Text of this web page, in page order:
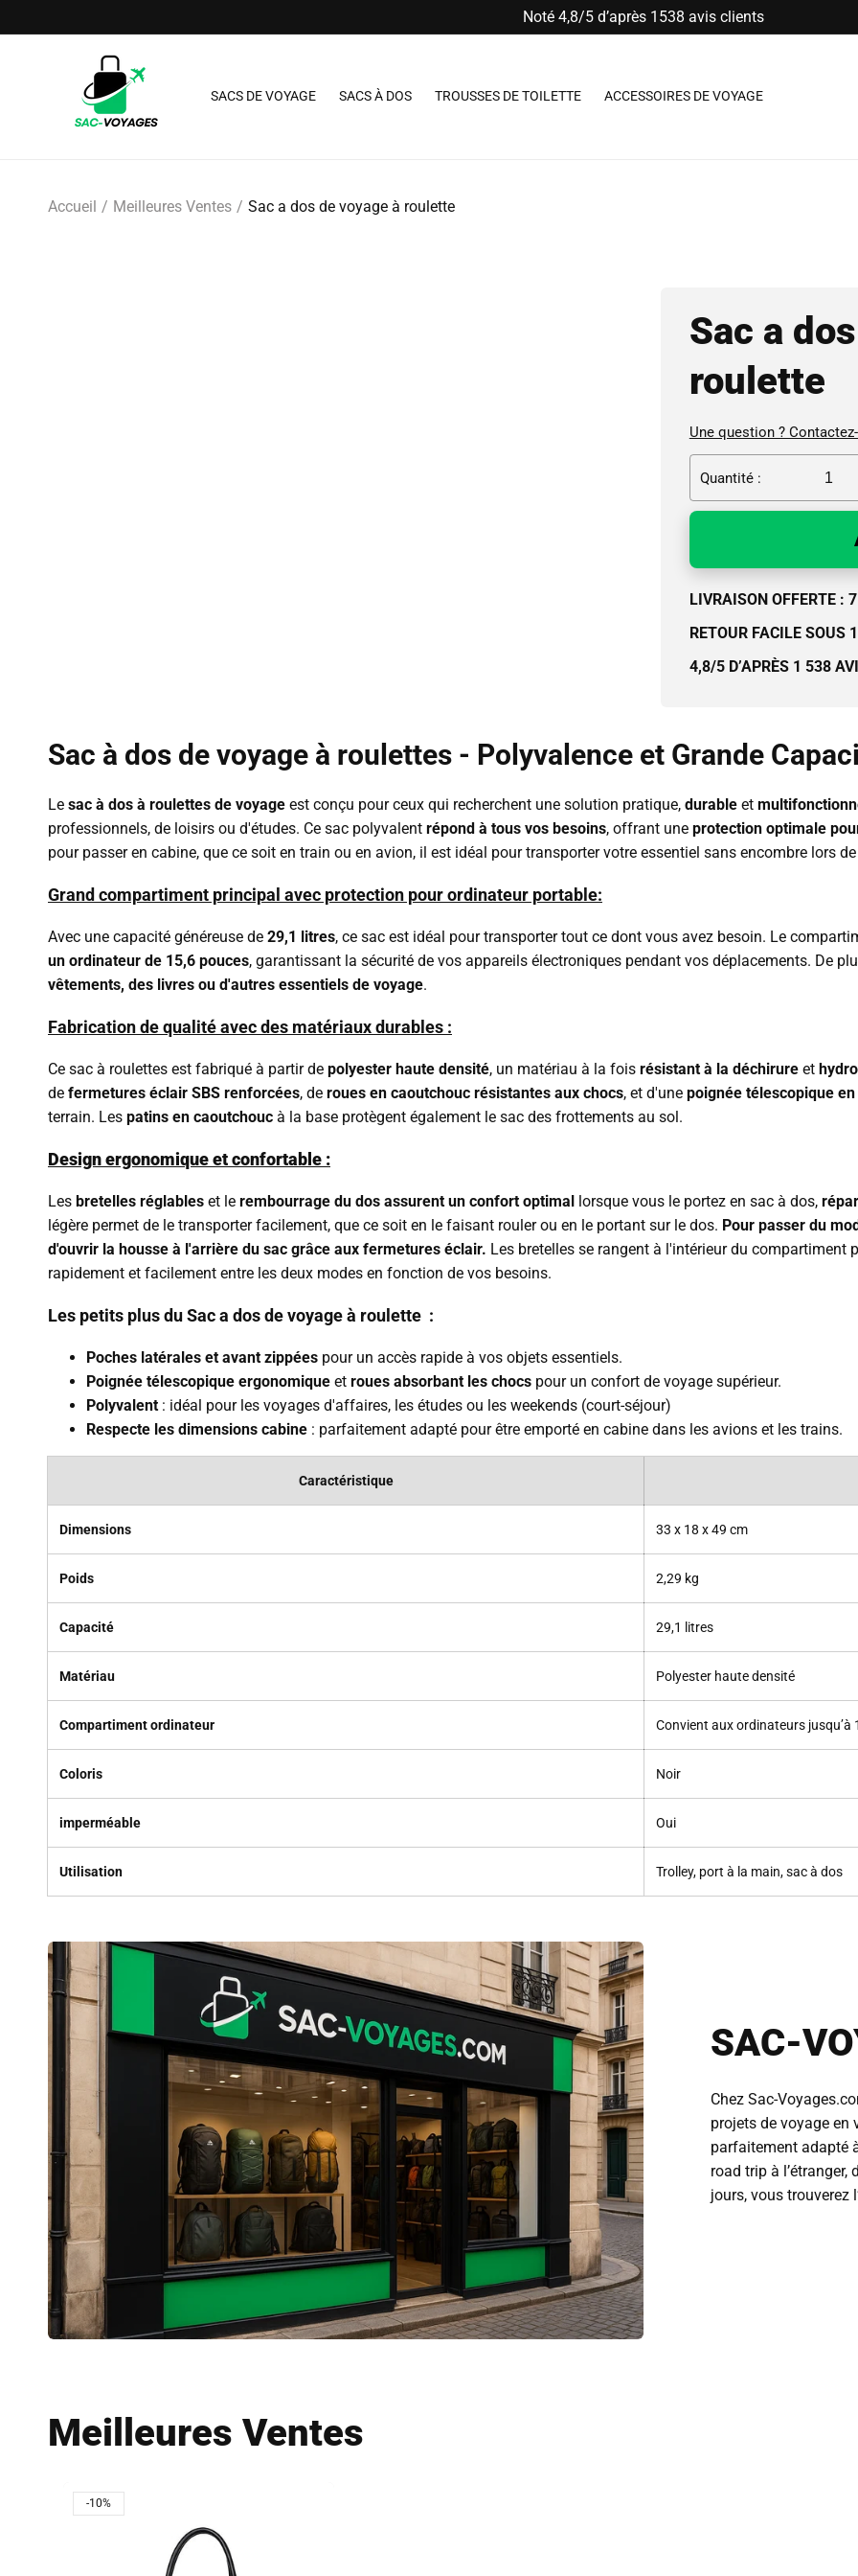
Noté 4,8/5 d’après 1538 avis clients
SACS DE VOYAGE SACS À DOS TROUSSES DE TOILETTE ACCESSOIRES DE VOYAGE
Accueil Meilleures Ventes Sac a dos de voyage à roulette
Sac a
roulette
Une question ?
Quantité :
LIVRAISON OFFERTE :
RETOUR FACILE SOUS
4,8/5 D’APRÈS 1 538
Sac à dos de voyage à roulettes - Polyvalence et Grande
Le sac à dos à roulettes de voyage est conçu pour ceux qui recherchent une solution pratique, durable et
professionnels, de loisirs ou d'études. Ce sac polyvalent répond à tous vos besoins, offrant une protection optimale
pour passer en cabine, que ce soit en train ou en avion, il est idéal pour transporter votre essentiel sans encombre lors
Grand compartiment principal avec protection pour ordinateur portable:
Avec une capacité généreuse de 29,1 litres, ce sac est idéal pour transporter tout ce dont vous avez besoin. Le
un ordinateur de 15,6 pouces, garantissant la sécurité de vos appareils électroniques pendant vos déplacements. De
vêtements, des livres ou d'autres essentiels de voyage.
Fabrication de qualité avec des matériaux durables :
Ce sac à roulettes est fabriqué à partir de polyester haute densité, un matériau à la fois résistant à la déchirure et
de fermetures éclair SBS renforcées, de roues en caoutchouc résistantes aux chocs, et d'une poignée télescopique
terrain. Les patins en caoutchouc à la base protègent également le sac des frottements au sol.
Design ergonomique et confortable :
Les bretelles réglables et le rembourrage du dos assurent un confort optimal lorsque vous le portez en sac à dos,
légère permet de le transporter facilement, que ce soit en le faisant rouler ou en le portant sur le dos. Pour passer du
d'ouvrir la housse à l'arrière du sac grâce aux fermetures éclair. Les bretelles se rangent à l'intérieur du compartiment
rapidement et facilement entre les deux modes en fonction de vos besoins.
Les petits plus du Sac a dos de voyage à roulette :
Poches latérales et avant zippées pour un accès rapide à vos objets essentiels.
Poignée télescopique ergonomique et roues absorbant les chocs pour un confort de voyage supérieur.
Polyvalent: idéal pour les voyages d'affaires, les études ou les weekends (court-séjour)
Respecte les dimensions cabine : parfaitement adapté pour être emporté en cabine dans les avions et les trains.
Caractéristique
Dimensions 33 x 18 x 49 cm
Poids 2,29 kg
Capacité 29,1 litres
Matériau Polyester haute densité
Compartiment ordinateur Convient aux ordinateurs jusqu’à
Coloris Noir
imperméable Oui
Utilisation Trolley, port à la main, sac à dos
SAC-
Chez Sac-
projets de voyage en
parfaitement adapté
road trip à
jours, vous trouverez
Meilleures Ventes
-10%